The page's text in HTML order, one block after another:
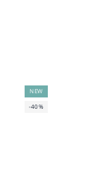
NEW
-40%